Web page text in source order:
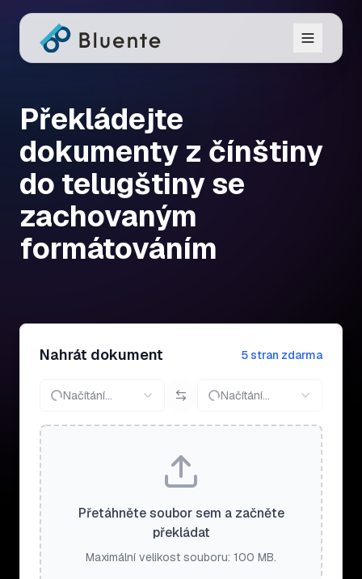
Překládejte
dokumenty z čínštiny
do telugštiny se
zachovaným
formátováním
Nahrát dokument 5 stran zdarma
Načítání… Načítání…
Přetáhněte soubor sem a začněte
překládat
Maximální velikost souboru: 100 MB.